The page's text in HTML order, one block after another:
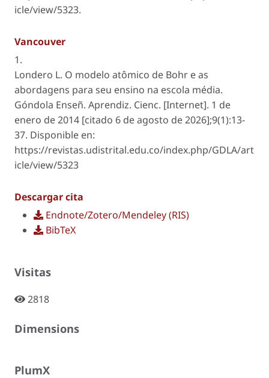
icle/view/5323.
Vancouver
1.
Londero L. O modelo atômico de Bohr e as
abordagens para seu ensino na escola média.
Góndola Enseñ. Aprendiz. Cienc. [Internet]. 1 de
enero de 2014 [citado 6 de agosto de 2026];9(1):13-
37. Disponible en:
https://revistas.udistrital.edu.co/index.php/GDLA/art
icle/view/5323
Descargar cita
Endnote/Zotero/Mendeley (RIS)
BibTeX
Visitas
2818
Dimensions
PlumX